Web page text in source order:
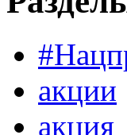
акции
акция